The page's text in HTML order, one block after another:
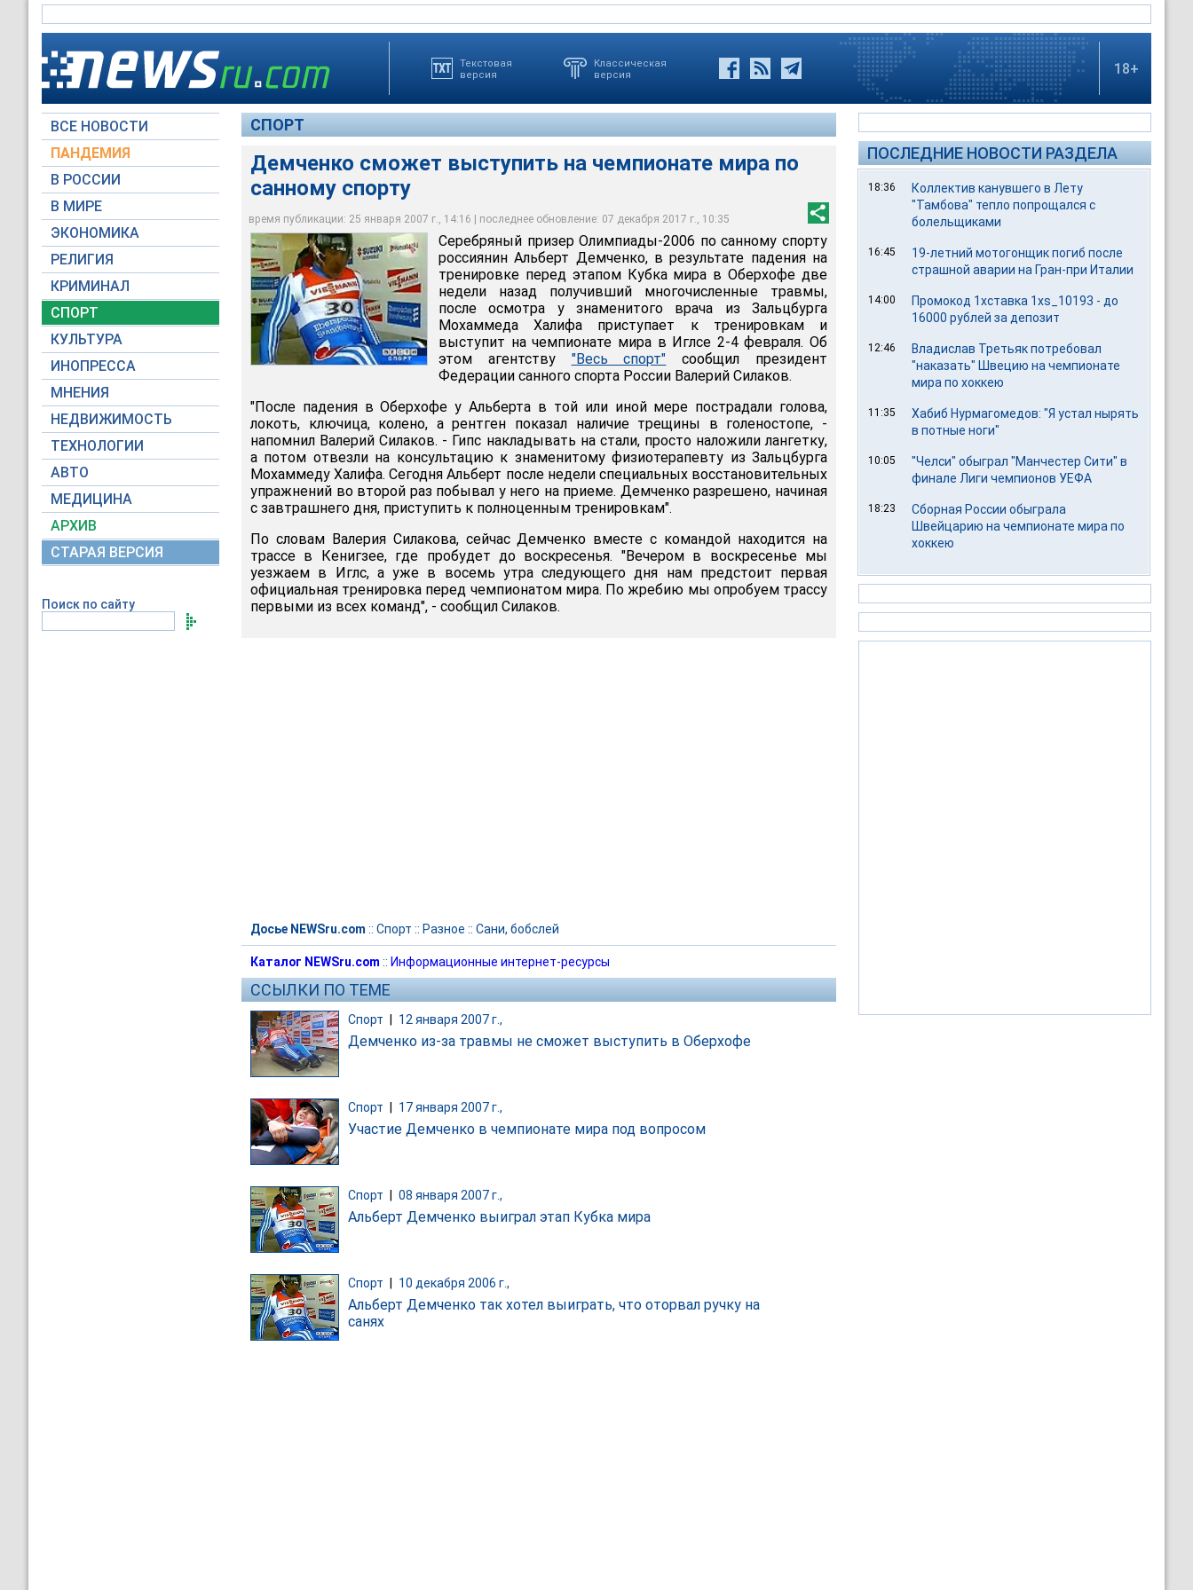
Текстовая
версия
Классическая
версия
18+
ВСЕ НОВОСТИ
ПАНДЕМИЯ
В РОССИИ
В МИРЕ
ЭКОНОМИКА
РЕЛИГИЯ
КРИМИНАЛ
СПОРТ
КУЛЬТУРА
ИНОПРЕССА
МНЕНИЯ
НЕДВИЖИМОСТЬ
ТЕХНОЛОГИИ
АВТО
МЕДИЦИНА
АРХИВ
СТАРАЯ ВЕРСИЯ
Поиск по сайту
СПОРТ
Демченко сможет выступить на чемпионате мира по
санному спорту
время публикации: 25 января 2007 г., 14:16 | последнее обновление: 07 декабря 2017 г., 10:35
Демченко сможет выступить на чемпионате мира по санному спорту
Архив NEWSru.com
Серебряный призер Олимпиады-2006 по санному спорту
россиянин Альберт Демченко, в результате падения на
тренировке перед этапом Кубка мира в Оберхофе две
недели назад получивший многочисленные травмы,
после осмотра у знаменитого врача из Зальцбурга
Мохаммеда Халифа приступает к тренировкам и
выступит на чемпионате мира в Иглсе 2-4 февраля. Об
этом агентству "Весь спорт" сообщил президент
Федерации санного спорта России Валерий Силаков.
"После падения в Оберхофе у Альберта в той или иной мере пострадали голова,
локоть, ключица, колено, а рентген показал наличие трещины в голеностопе, -
напомнил Валерий Силаков. - Гипс накладывать на стали, просто наложили лангетку,
а потом отвезли на консультацию к знаменитому физиотерапевту из Зальцбурга
Мохаммеду Халифа. Сегодня Альберт после недели специальных восстановительных
упражнений во второй раз побывал у него на приеме. Демченко разрешено, начиная
с завтрашнего дня, приступить к полноценным тренировкам".
По словам Валерия Силакова, сейчас Демченко вместе с командой находится на
трассе в Кенигзее, где пробудет до воскресенья. "Вечером в воскресенье мы
уезжаем в Иглс, а уже в восемь утра следующего дня нам предстоит первая
официальная тренировка перед чемпионатом мира. По жребию мы опробуем трассу
первыми из всех команд", - сообщил Силаков.
Досье NEWSru.com :: Спорт :: Разное :: Сани, бобслей
Каталог NEWSru.com :: Информационные интернет-ресурсы
ССЫЛКИ ПО ТЕМЕ
Спорт 12 января 2007 г.,
Демченко из-за травмы не сможет выступить в Оберхофе
Спорт 17 января 2007 г.,
Участие Демченко в чемпионате мира под вопросом
Спорт 08 января 2007 г.,
Альберт Демченко выиграл этап Кубка мира
Спорт 10 декабря 2006 г.,
Альберт Демченко так хотел выиграть, что оторвал ручку на
санях
ПОСЛЕДНИЕ НОВОСТИ РАЗДЕЛА
18:36
Коллектив канувшего в Лету
"Тамбова" тепло попрощался с
болельщиками
16:45
19-летний мотогонщик погиб после
страшной аварии на Гран-при Италии
14:00
Промокод 1хставка 1xs_10193 - до
16000 рублей за депозит
12:46
Владислав Третьяк потребовал
"наказать" Швецию на чемпионате
мира по хоккею
11:35
Хабиб Нурмагомедов: "Я устал нырять
в потные ноги"
10:05
"Челси" обыграл "Манчестер Сити" в
финале Лиги чемпионов УЕФА
18:23
Сборная России обыграла
Швейцарию на чемпионате мира по
хоккею